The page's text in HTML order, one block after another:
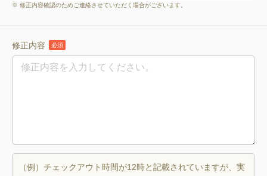
※ 修正内容確認のためご連絡させていただく場合がございます。
修正内容 必須
（例）チェックアウト時間が12時と記載されていますが、実